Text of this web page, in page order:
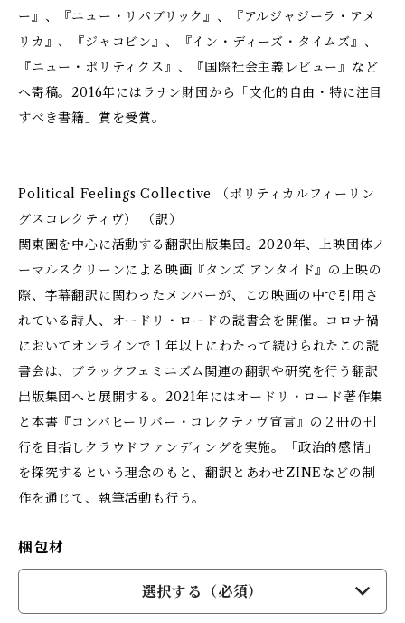
ー』、『ニュー・リパブリック』、『アルジャジーラ・アメ
リカ』、『ジャコビン』、『イン・ディーズ・タイムズ』、
『ニュー・ポリティクス』、『国際社会主義レビュー』など
へ寄稿。2016年にはラナン財団から「文化的自由・特に注目
すべき書籍」賞を受賞。
Political Feelings Collective （ポリティカルフィーリン
グスコレクティヴ） （訳）
関東圏を中心に活動する翻訳出版集団。2020年、上映団体ノ
ーマルスクリーンによる映画『タンズ アンタイド』の上映の
際、字幕翻訳に関わったメンバーが、この映画の中で引用さ
れている詩人、オードリ・ロードの読書会を開催。コロナ禍
においてオンラインで１年以上にわたって続けられたこの読
書会は、ブラックフェミニズム関連の翻訳や研究を行う翻訳
出版集団へと展開する。2021年にはオードリ・ロード著作集
と本書『コンバヒーリバー・コレクティヴ宣言』の２冊の刊
行を目指しクラウドファンディングを実施。「政治的感情」
を探究するという理念のもと、翻訳とあわせZINEなどの制
作を通じて、執筆活動も行う。
梱包材
選択する（必須）